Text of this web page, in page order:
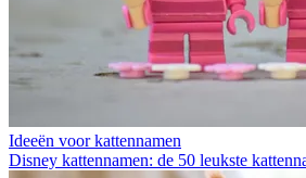
Ideeën voor kattennamen
Disney kattennamen: de 50 leukste